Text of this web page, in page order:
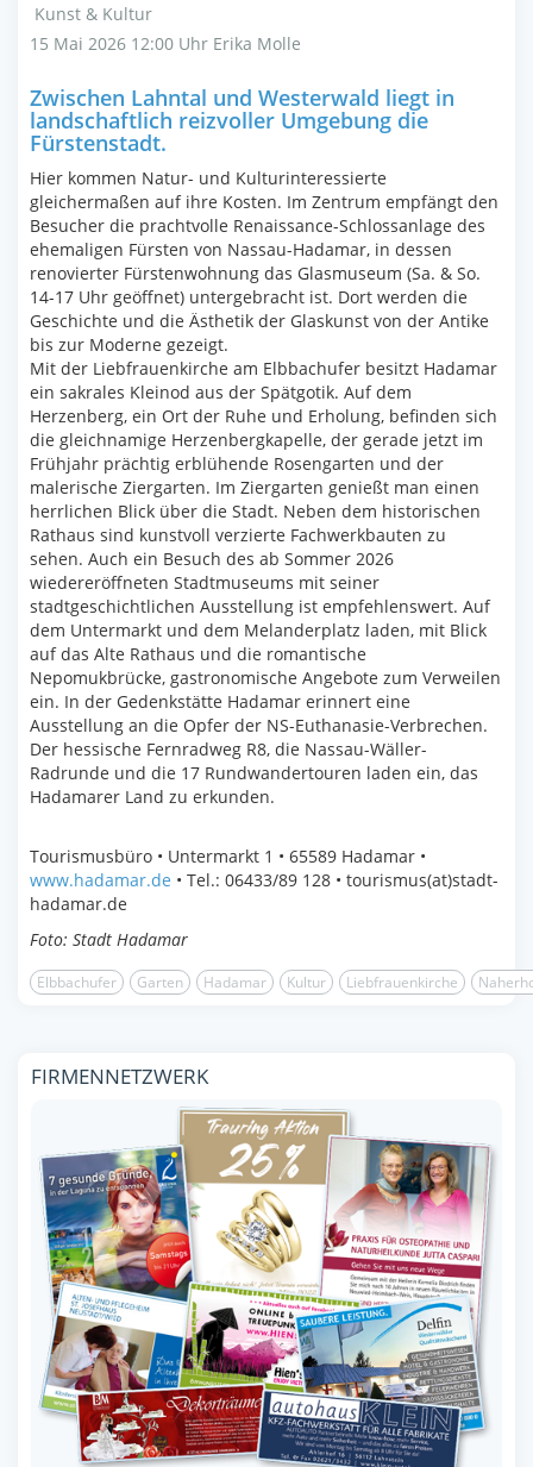
Kunst & Kultur
15 Mai 2026 12:00 Uhr Erika Molle
Zwischen Lahntal und Westerwald liegt in
landschaftlich reizvoller Umgebung die
Fürstenstadt.
Hier kommen Natur- und Kulturinteressierte
gleichermaßen auf ihre Kosten. Im Zentrum empfängt den
Besucher die prachtvolle Renaissance-Schlossanlage des
ehemaligen Fürsten von Nassau-Hadamar, in dessen
renovierter Fürstenwohnung das Glasmuseum (Sa. & So.
14-17 Uhr geöffnet) untergebracht ist. Dort werden die
Geschichte und die Ästhetik der Glaskunst von der Antike
bis zur Moderne gezeigt.
Mit der Liebfrauenkirche am Elbbachufer besitzt Hadamar
ein sakrales Kleinod aus der Spätgotik. Auf dem
Herzenberg, ein Ort der Ruhe und Erholung, befinden sich
die gleichnamige Herzenbergkapelle, der gerade jetzt im
Frühjahr prächtig erblühende Rosengarten und der
malerische Ziergarten. Im Ziergarten genießt man einen
herrlichen Blick über die Stadt. Neben dem historischen
Rathaus sind kunstvoll verzierte Fachwerkbauten zu
sehen. Auch ein Besuch des ab Sommer 2026
wiedereröffneten Stadtmuseums mit seiner
stadtgeschichtlichen Ausstellung ist empfehlenswert. Auf
dem Untermarkt und dem Melanderplatz laden, mit Blick
auf das Alte Rathaus und die romantische
Nepomukbrücke, gastronomische Angebote zum Verweilen
ein. In der Gedenkstätte Hadamar erinnert eine
Ausstellung an die Opfer der NS-Euthanasie-Verbrechen.
Der hessische Fernradweg R8, die Nassau-Wäller-
Radrunde und die 17 Rundwandertouren laden ein, das
Hadamarer Land zu erkunden.
Tourismusbüro • Untermarkt 1 • 65589 Hadamar •
www.hadamar.de • Tel.: 06433/89 128 • tourismus(at)stadt-
hadamar.de
Foto: Stadt Hadamar
Elbbachufer Garten Hadamar Kultur Liebfrauenkirche
FIRMENNETZWERK